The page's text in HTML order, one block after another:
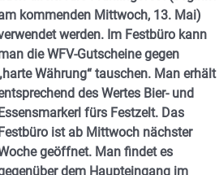
kommenden Mittwoch, 13. Mai)
werden. Im Festbüro kann
die WFV-Gutscheine gegen
Währung“ tauschen. Man erhält
des Wertes Bier- und
fürs Festzelt. Das
ist ab Mittwoch nächster
geöffnet. Man findet es
dem Haupteingang im